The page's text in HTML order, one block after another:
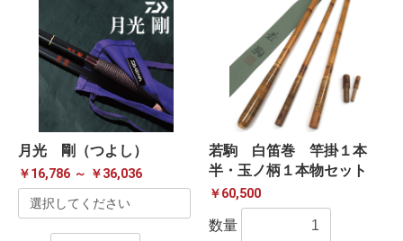
月光 剛（つよし）
￥16,786 ～ ￥36,036
若駒 白笛巻 竿掛１本
半・玉ノ柄１本物セット
￥60,500
数量